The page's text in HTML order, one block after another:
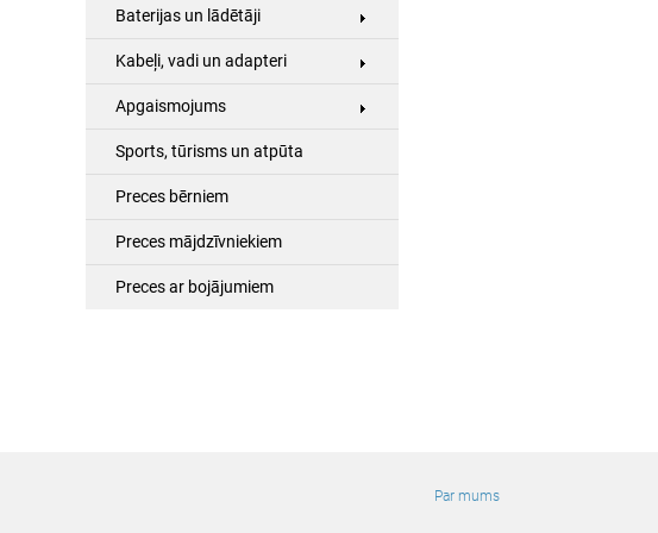
Baterijas un lādētāji
Kabeļi, vadi un adapteri
Apgaismojums
Sports, tūrisms un atpūta
Preces bērniem
Preces mājdzīvniekiem
Preces ar bojājumiem
Par mums